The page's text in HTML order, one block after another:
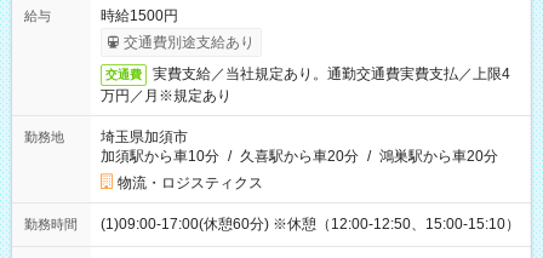
給与
時給1500円
交通費別途支給あり
交通費
実費支給／当社規定あり。通勤交通費実費支払／上限4
万円／月※規定あり
勤務地
埼玉県加須市
加須駅から車10分 / 久喜駅から車20分 / 鴻巣駅から車20分
物流・ロジスティクス
勤務時間 (1)09:00-17:00(休憩60分) ※休憩（12:00-12:50、15:00-15:10）